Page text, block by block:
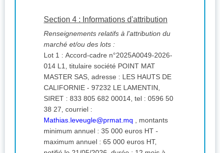
Section 4 : Informations d'attribution
Renseignements relatifs à l'attribution du
marché et/ou des lots :
Lot 1 : Accord-cadre n°2025A0049-2026-
014 L1, titulaire société POINT MAT
MASTER SAS, adresse : LES HAUTS DE
CALIFORNIE - 97232 LE LAMENTIN,
SIRET : 833 805 682 00014, tel : 0596 50
38 27, courriel :
Mathias.leveugle@prmat.mq , montants
minimum annuel : 35 000 euros HT -
maximum annuel : 65 000 euros HT,